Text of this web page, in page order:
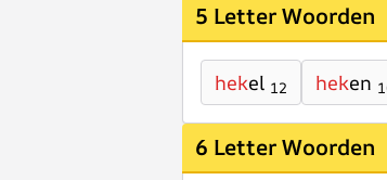
5 Letter Woorden
hekel 12 heken
6 Letter Woorden